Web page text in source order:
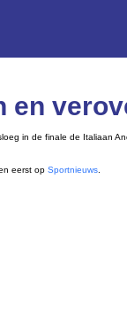
in de finale de Italiaan
eerst opSportnieuws.